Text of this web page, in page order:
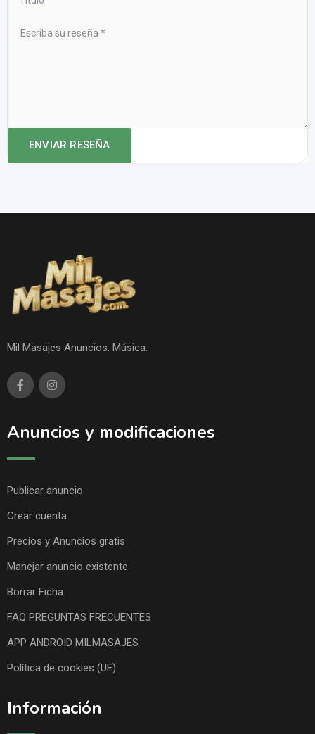
Mil Masajes Anuncios. Música.
Anuncios y modificaciones
Publicar anuncio
Crear cuenta
Precios y Anuncios gratis
Manejar anuncio existente
Borrar Ficha
FAQ PREGUNTAS FRECUENTES
APP ANDROID MILMASAJES
Política de cookies (UE)
Información